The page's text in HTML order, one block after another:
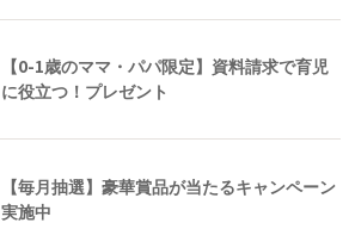
【0-1歳のママ・パパ限定】資料請求で育児
に役立つ！プレゼント
【毎月抽選】豪華賞品が当たるキャンペーン
実施中